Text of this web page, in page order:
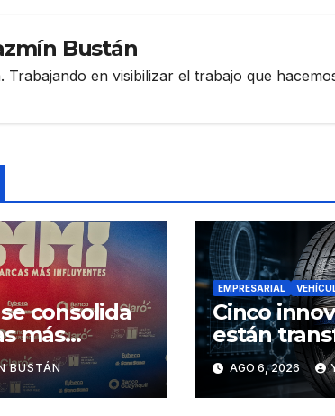
Bustán
Trabajando en visibilizar el trabajo que
consolida
más
BUSTÁN
EMPRESARIAL
Cinco
están
industria
redefinen
movilidad
AGO 6, 2026